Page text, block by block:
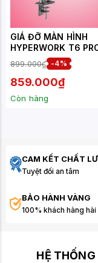
GIÁ ĐỠ MÀN HÌNH
HYPERWORK T6 PRO 2025
HPW-T6P.2025-
XÁM (17- 32 INCH)
899.000₫ -4%
859.000₫
Còn hàng
CAM KẾT CHẤT
Tuyệt đối an tâm
BẢO HÀNH VÀNG
100% khách hàng hài
HỆ